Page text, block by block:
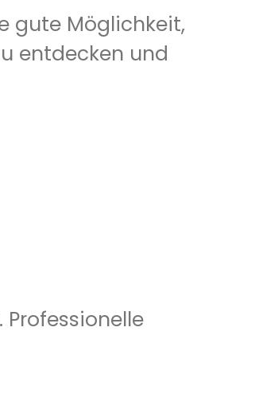
gute Möglichkeit,
entdecken und